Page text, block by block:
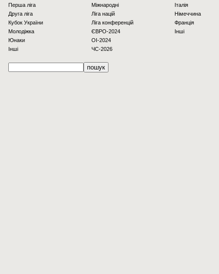
Перша ліга
Друга ліга
Кубок України
Молодіжка
Юнаки
Інші
Міжнародні
Ліга націй
Ліга конференцій
ЄВРО-2024
OI-2024
ЧС-2026
Італія
Німеччина
Франція
Інші